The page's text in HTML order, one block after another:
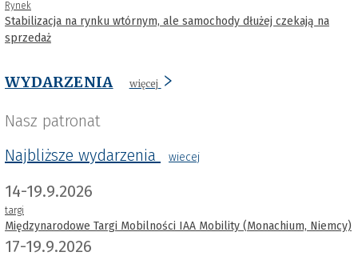
Rynek
Stabilizacja na rynku wtórnym, ale samochody dłużej czekają na
sprzedaż
WYDARZENIA więcej
Nasz patronat
Najbliższe wydarzenia
wiecej
14-19.9.2026
targi
Międzynarodowe Targi Mobilności IAA Mobility (Monachium, Niemcy)
17-19.9.2026